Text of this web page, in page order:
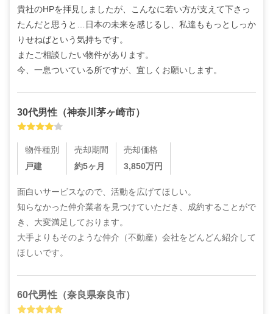
貴社のHPを拝見しましたが、こんなに若い方が支えて下さっ
たんだと思うと…日本の未来を感じるし、私達ももっとしっか
りせねばという気持ちです。
またご相談したい物件があります。
今、一息ついている所ですが、宜しくお願いします。
30代男性 （神奈川茅ヶ崎市）
物件種別
戸建
売却期間
約5ヶ月
売却価格
3,850万円
面白いサービスなので、活動を広げてほしい。
知らなかった仲介業者を見つけていただき、成約することがで
き、大変満足しております。
大手よりもそのような仲介（不動産）会社をどんどん紹介して
ほしいです。
60代男性 （奈良県奈良市）